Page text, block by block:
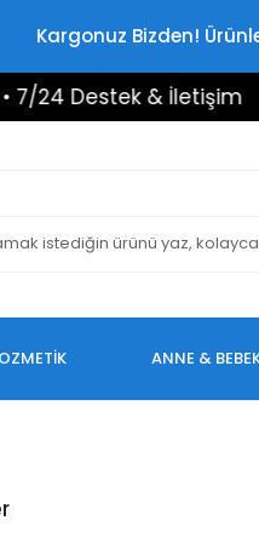
Kargonuz Bizden!
24 Destek & İletişim
ANNE &